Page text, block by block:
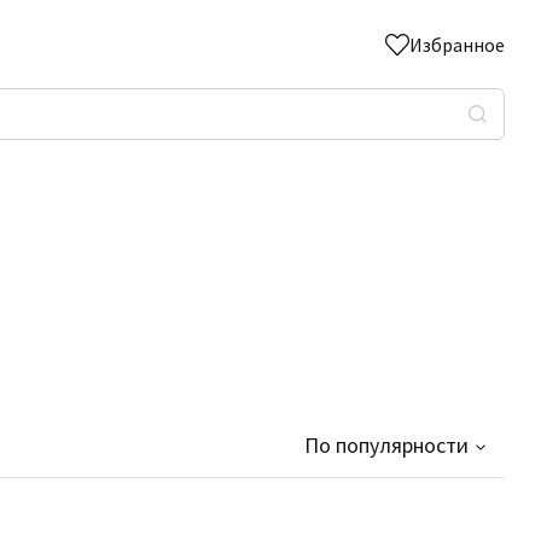
Избранное
По популярности